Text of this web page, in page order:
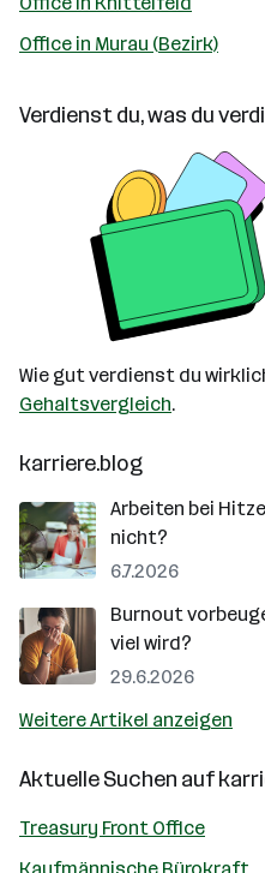
Office in Murau (Bezirk)
Verdienst du, was du
Wie gut verdienst du
Gehaltsvergleich.
karriere.blog
Arbeiten bei
nicht?
6.7.2026
Burnout
viel wird?
29.6.2026
Weitere Artikel anzeigen
Aktuelle Suchen auf
Treasury Front Office